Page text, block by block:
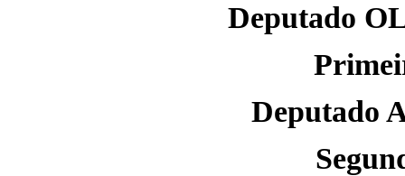
Deputado
Deputado